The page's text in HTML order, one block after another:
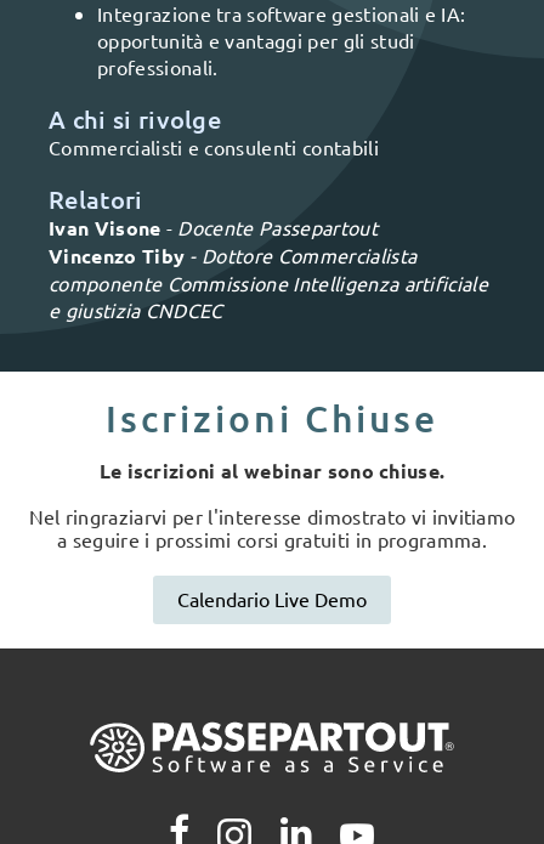
Integrazione tra software gestionali e IA:
opportunità e vantaggi per gli studi
professionali.
A chi si rivolge
Commercialisti e consulenti contabili
Relatori
Ivan Visone - Docente Passepartout
Vincenzo Tiby - Dottore Commercialista
componente Commissione Intelligenza artificiale
e giustizia CNDCEC
Iscrizioni Chiuse
Le iscrizioni al webinar sono chiuse.
Nel ringraziarvi per l'interesse dimostrato vi invitiamo
a seguire i prossimi corsi gratuiti in programma.
Calendario Live Demo